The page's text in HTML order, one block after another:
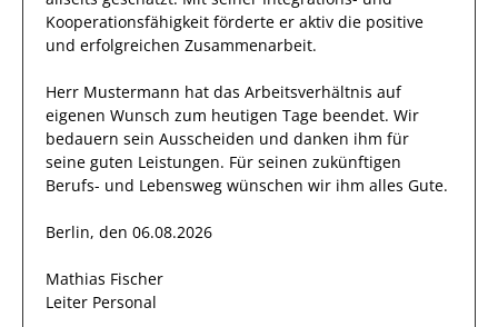
Kooperationsfähigkeit förderte er aktiv die positive
und erfolgreichen Zusammenarbeit.
Herr Mustermann hat das Arbeitsverhältnis auf
eigenen Wunsch zum heutigen Tage beendet. Wir
bedauern sein Ausscheiden und danken ihm für
seine guten Leistungen. Für seinen zukünftigen
Berufs- und Lebensweg wünschen wir ihm alles Gute.
Berlin, den 06.08.2026
Mathias Fischer
Leiter Personal